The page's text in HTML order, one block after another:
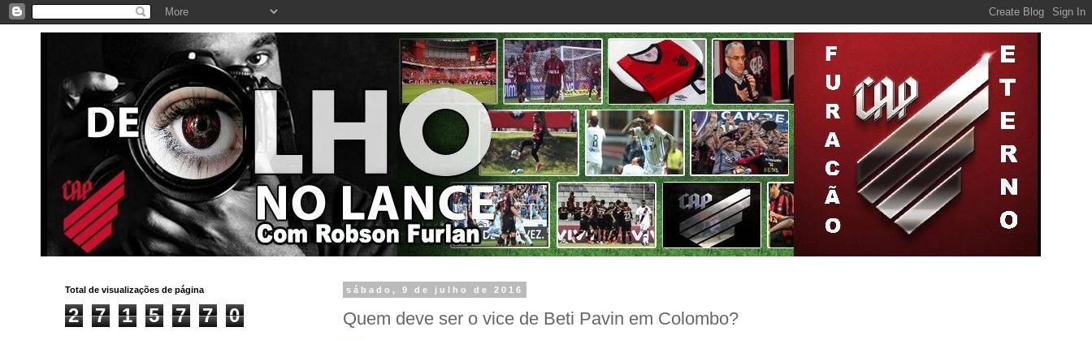
sábado, 9 de julho de 2016
Quem deve ser o vice de Beti Pavin em Colombo?
Total de visualizações de página
2 7 1 5 7 7 0